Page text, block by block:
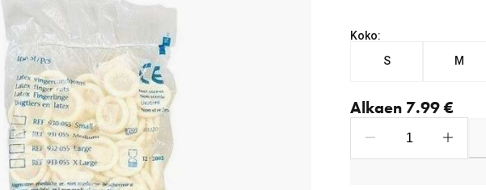
Koko:
S
M
Alkaen 7.99 €